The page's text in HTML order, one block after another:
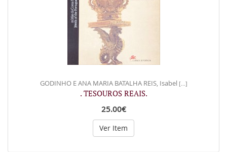
GODINHO E ANA MARIA BATALHA REIS, Isabel [...]
. TESOUROS REAIS.
25.00€
Ver Item